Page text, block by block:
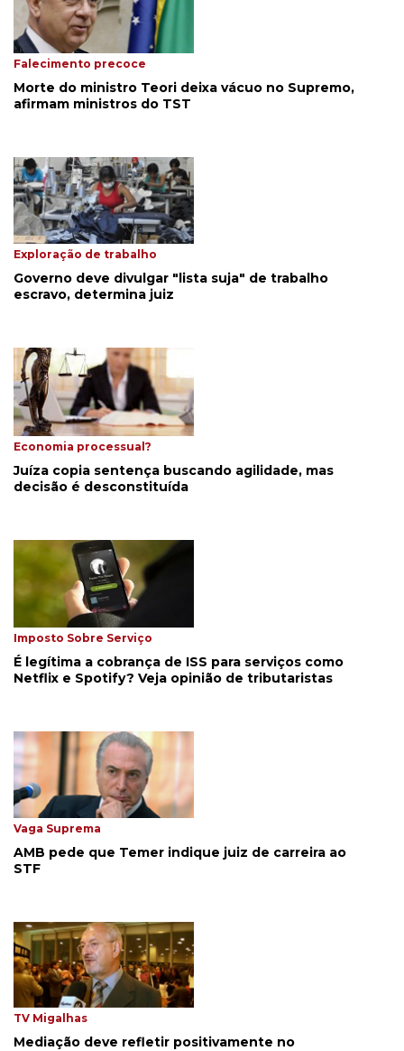
Falecimento precoce
Morte do ministro Teori deixa vácuo no Supremo,
afirmam ministros do TST
Exploração de trabalho
Governo deve divulgar "lista suja" de trabalho
escravo, determina juiz
Economia processual?
Juíza copia sentença buscando agilidade, mas
decisão é desconstituída
Imposto Sobre Serviço
É legítima a cobrança de ISS para serviços como
Netflix e Spotify? Veja opinião de tributaristas
Vaga Suprema
AMB pede que Temer indique juiz de carreira ao
STF
TV Migalhas
Mediação deve refletir positivamente no